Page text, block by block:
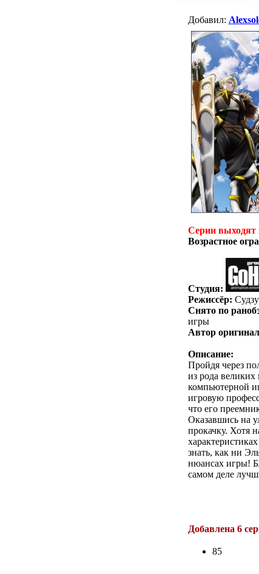
Добавил:
Серии выходят
Возрастное
Студия:
Режиссёр:
Снято по
игры
Автор
Описание:
Пройдя через
из рода
компьютерной
игровую
что его
Оказавшись на
прокачку. Хотя
знать, как ни
нюансах игры!
самом деле
Добавлена 6
85